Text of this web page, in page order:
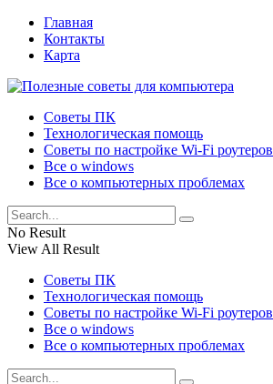
Главная
Контакты
Карта
Советы ПК
Технологическая помощь
Советы по настройке Wi-Fi роутеров
Все о windows
Все о компьютерных проблемах
No Result
View All Result
Советы ПК
Технологическая помощь
Советы по настройке Wi-Fi роутеров
Все о windows
Все о компьютерных проблемах